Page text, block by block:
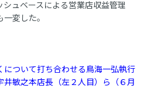
シュベースによる営業店収益管理
変した。
ついて打ち合わせる鳥海一弘執行
敏之本店長（左２人目）ら（６月